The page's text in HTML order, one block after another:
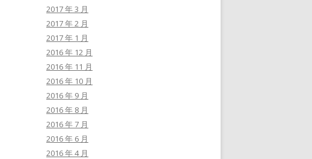
2017 年 3 月
2017 年 2 月
2017 年 1 月
2016 年 12 月
2016 年 11 月
2016 年 10 月
2016 年 9 月
2016 年 8 月
2016 年 7 月
2016 年 6 月
2016 年 4 月